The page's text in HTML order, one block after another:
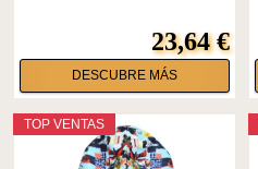
23,64 €
DESCUBRE MÁS
TOP VENTAS